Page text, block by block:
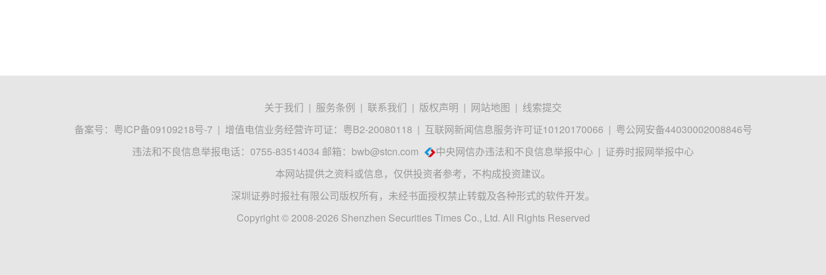
关于我们 | 服务条例 | 联系我们 | 版权声明 | 网站地图 | 线索提交
备案号： 粤ICP备09109218号-7 | 增值电信业务经营许可证：粤B2-20080118 | 互联网新闻信息服务许可证10120170066 | 粤公网安备44030002008846号
违法和不良信息举报电话：0755-83514034 邮箱： bwb@stcn.com 中央网信办违法和不良信息举报中心 | 证券时报网举报中心
本网站提供之资料或信息，仅供投资者参考，不构成投资建议。
深圳证券时报社有限公司版权所有，未经书面授权禁止转载及各种形式的软件开发。
Copyright © 2008-2026 Shenzhen Securities Times Co., Ltd. All Rights Reserved